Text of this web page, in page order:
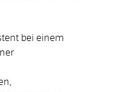
bei einem